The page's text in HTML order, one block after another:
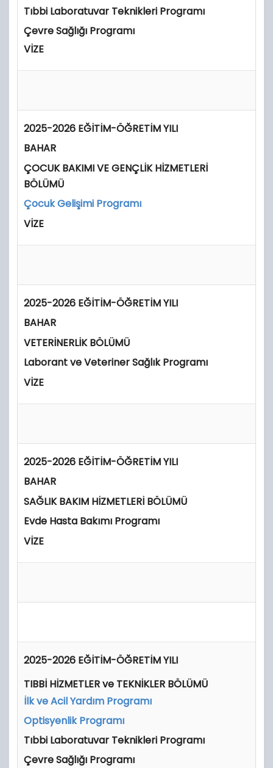
Tıbbi Laboratuvar Teknikleri Programı
Çevre Sağlığı Programı
VİZE
2025-2026 EĞİTİM-ÖĞRETİM YILI
BAHAR
ÇOCUK BAKIMI VE GENÇLİK HİZMETLERİ
BÖLÜMÜ
Çocuk Gelişimi Programı
VİZE
2025-2026 EĞİTİM-ÖĞRETİM YILI
BAHAR
VETERİNERLİK BÖLÜMÜ
Laborant ve Veteriner Sağlık Programı
VİZE
2025-2026 EĞİTİM-ÖĞRETİM YILI
BAHAR
SAĞLIK BAKIM HİZMETLERİ BÖLÜMÜ
Evde Hasta Bakımı Programı
VİZE
2025-2026 EĞİTİM-ÖĞRETİM YILI
TIBBİ HİZMETLER ve TEKNİKLER BÖLÜMÜ
İlk ve Acil Yardım Programı
Optisyenlik Programı
Tıbbi Laboratuvar Teknikleri Programı
Çevre Sağlığı Programı